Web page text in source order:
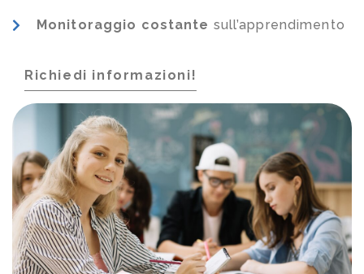
Monitoraggio costante sull’apprendimento
Richiedi informazioni!